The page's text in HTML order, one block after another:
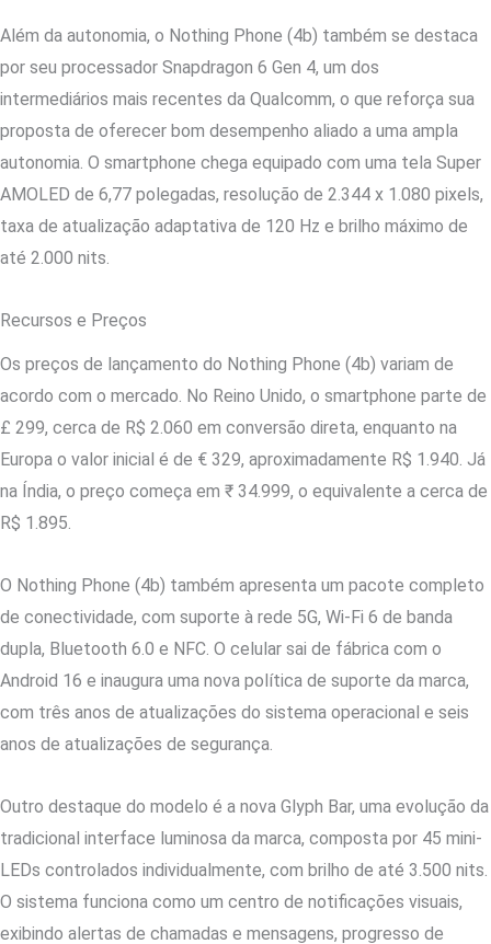
Além da autonomia, o Nothing Phone (4b) também se destaca
por seu processador Snapdragon 6 Gen 4, um dos
intermediários mais recentes da Qualcomm, o que reforça sua
proposta de oferecer bom desempenho aliado a uma ampla
autonomia. O smartphone chega equipado com uma tela Super
AMOLED de 6,77 polegadas, resolução de 2.344 x 1.080 pixels,
taxa de atualização adaptativa de 120 Hz e brilho máximo de
até 2.000 nits.
Recursos e Preços
Os preços de lançamento do Nothing Phone (4b) variam de
acordo com o mercado. No Reino Unido, o smartphone parte de
£ 299, cerca de R$ 2.060 em conversão direta, enquanto na
Europa o valor inicial é de € 329, aproximadamente R$ 1.940. Já
na Índia, o preço começa em ₹ 34.999, o equivalente a cerca de
R$ 1.895.
O Nothing Phone (4b) também apresenta um pacote completo
de conectividade, com suporte à rede 5G, Wi-Fi 6 de banda
dupla, Bluetooth 6.0 e NFC. O celular sai de fábrica com o
Android 16 e inaugura uma nova política de suporte da marca,
com três anos de atualizações do sistema operacional e seis
anos de atualizações de segurança.
Outro destaque do modelo é a nova Glyph Bar, uma evolução da
tradicional interface luminosa da marca, composta por 45 mini-
LEDs controlados individualmente, com brilho de até 3.500 nits.
O sistema funciona como um centro de notificações visuais,
exibindo alertas de chamadas e mensagens, progresso de